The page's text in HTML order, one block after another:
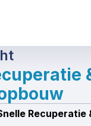
Recuperatie